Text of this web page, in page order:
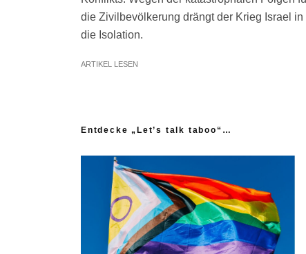
die Zivilbevölkerung drängt der Krieg Israel in
die Isolation.
ARTIKEL LESEN
Entdecke „Let’s talk taboo“…